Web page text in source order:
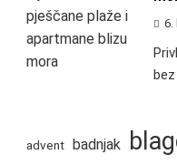
6.
advent badnjak